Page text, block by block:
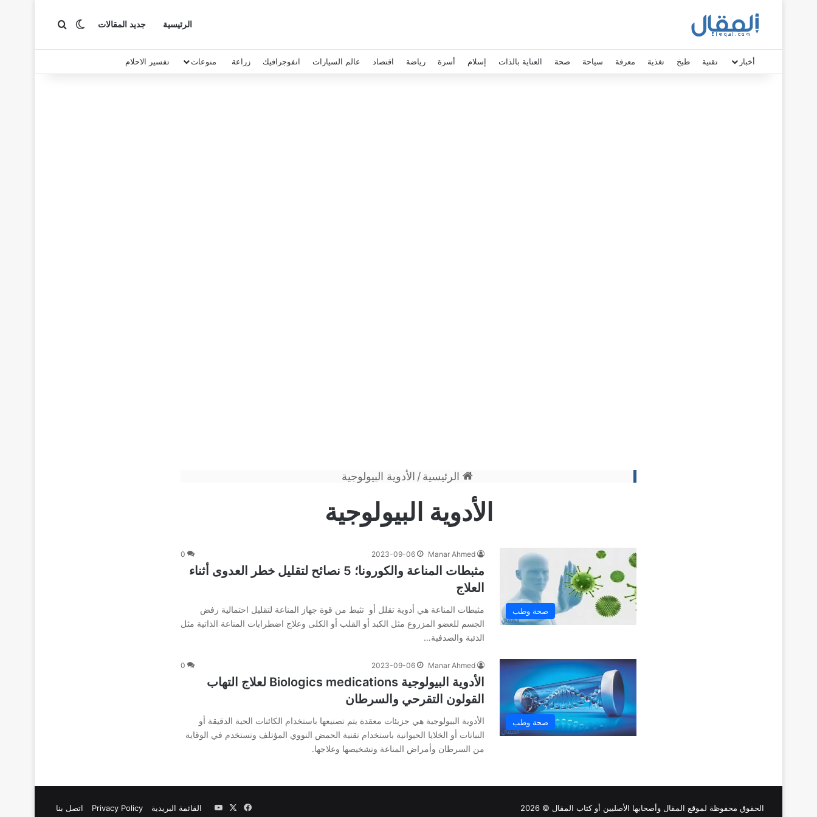
الرئيسية جديد المقالات الوضع المظلم
أخبار تقنية طبخ تغذية معرفة سياحة صحة العناية بالذات إسلام أسرة رياضة اقتصاد عالم السيارات انفوجرافيك زراعة منوعات تفسير الاحلام
الرئيسية / الأدوية البيولوجية
الأدوية البيولوجية
صحة وطب
Manar Ahmed
2023-09-06
0
مثبطات المناعة والكورونا؛ 5 نصائح لتقليل خطر العدوى أثناء
العلاج
مثبطات المناعة هي أدوية تقلل أو تثبط من قوة جهاز المناعة لتقليل احتمالية رفض
الجسم للعضو المزروع مثل الكبد أو القلب أو الكلى وعلاج اضطرابات المناعة الذاتية مثل
الذئبة والصدفية…
صحة وطب
Manar Ahmed
2023-09-06
0
الأدوية البيولوجية Biologics medications لعلاج التهاب
القولون التقرحي والسرطان
الأدوية البيولوجية هي جزيئات معقدة يتم تصنيعها باستخدام الكائنات الحية الدقيقة أو
النباتات أو الخلايا الحيوانية باستخدام تقنية الحمض النووي المؤتلف وتستخدم في الوقاية
من السرطان وأمراض المناعة وتشخيصها وعلاجها.
الحقوق محفوظة لموقع المقال وأصحابها الأصليين أو كتاب المقال © 2026 القائمة البريدية Privacy Policy اتصل بنا فيسبوك ‫YouTube